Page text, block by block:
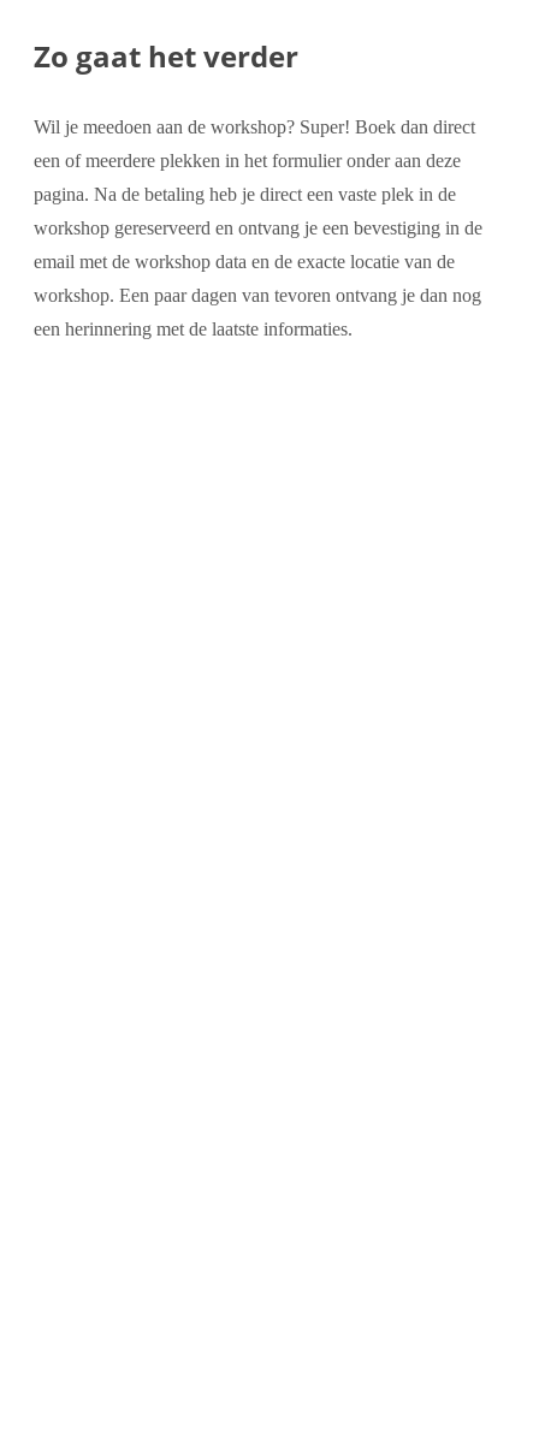
Zo gaat het verder
Wil je meedoen aan de workshop? Super! Boek dan direct
een of meerdere plekken in het formulier onder aan deze
pagina. Na de betaling heb je direct een vaste plek in de
workshop gereserveerd en ontvang je een bevestiging in de
email met de workshop data en de exacte locatie van de
workshop. Een paar dagen van tevoren ontvang je dan nog
een herinnering met de laatste informaties.